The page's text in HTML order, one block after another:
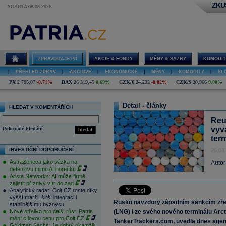
SOBOTA 08.08.2026
ZPRAVODAJSTVÍ AKCIE & FONDY MĚNY & SAZBY
PŘEHLED ZPRÁV AKCIOVÉ EKONOMICKÉ MĚNY KOMODITY
PX 2 785,07 -0,71% DAX 26 319,45 0,69% CZK/€ 24,232 -0,02% CZK/$ 20,966 0,00%
HLEDAT V KOMENTÁŘÍCH
hledat
Pokročilé hledání
INVESTIČNÍ DOPORUČENÍ
AstraZeneca jako sázka na
defenzivu mimo AI horečku
Arista Networks: AI může firmě
zajistit příznivý vítr do zad
Analytický radar: Colt CZ roste díky
vyšší marži, širší integraci i
stabilnějšímu byznysu
Nové střelivo pro další růst. Patria
mění cílovou cenu pro Colt CZ
Detail - články
Rusko navzdory západním sankcím
(LNG) i ze svého nového terminálu
TankerTrackers.com, uvedla dnes